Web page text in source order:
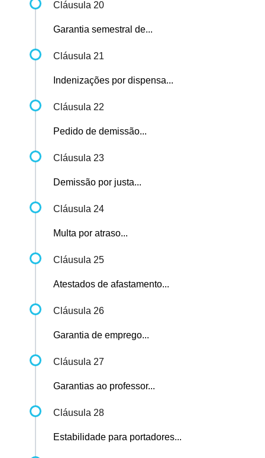
Cláusula 20
Garantia semestral de...
Cláusula 21
Indenizações por dispensa...
Cláusula 22
Pedido de demissão...
Cláusula 23
Demissão por justa...
Cláusula 24
Multa por atraso...
Cláusula 25
Atestados de afastamento...
Cláusula 26
Garantia de emprego...
Cláusula 27
Garantias ao professor...
Cláusula 28
Estabilidade para portadores...